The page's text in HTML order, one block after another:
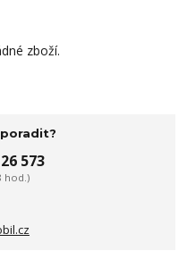
zboží.
573
hod.)